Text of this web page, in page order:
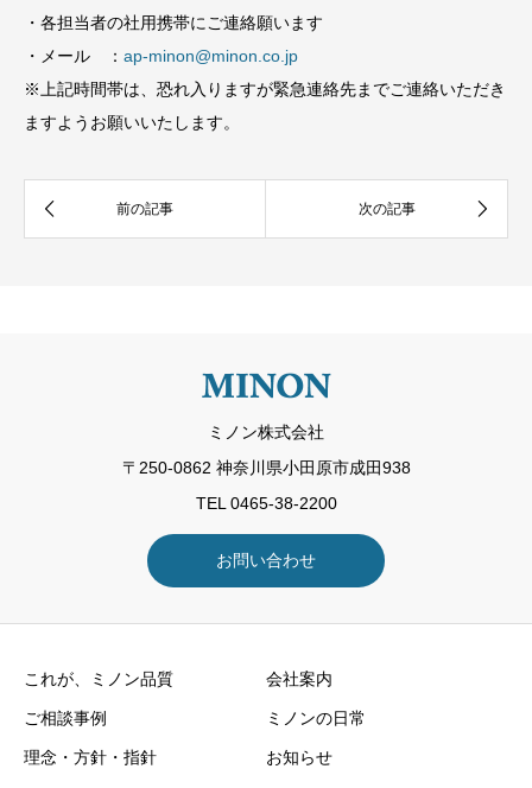
・各担当者の社用携帯にご連絡願います
・メール ： ap-minon@minon.co.jp
※上記時間帯は、恐れ入りますが緊急連絡先までご連絡いただき
ますようお願いいたします。
ミノン株式会社
〒250-0862 神奈川県小田原市成田938
TEL 0465-38-2200
お問い合わせ
これが、ミノン品質 会社案内
ご相談事例 ミノンの日常
理念・方針・指針 お知らせ